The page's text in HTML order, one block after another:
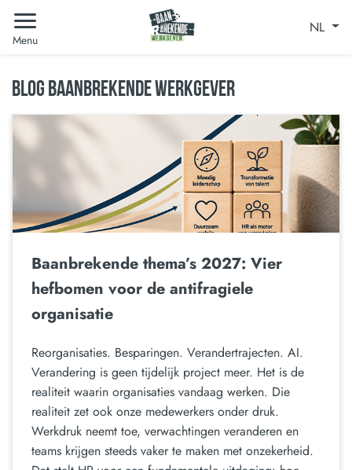
Menu
NL
BLOG BAANBREKENDE WERKGEVER
Baanbrekende thema’s 2027: Vier
hefbomen voor de antifragiele
organisatie
Reorganisaties. Besparingen. Verandertrajecten. AI.
Verandering is geen tijdelijk project meer. Het is de
realiteit waarin organisaties vandaag werken. Die
realiteit zet ook onze medewerkers onder druk.
Werkdruk neemt toe, verwachtingen veranderen en
teams krijgen steeds vaker te maken met onzekerheid.